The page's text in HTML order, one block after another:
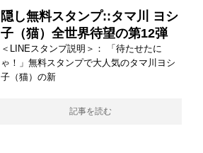
隠し無料スタンプ::タマ川 ヨシ
子（猫）全世界待望の第12弾
＜LINEスタンプ説明＞： 「待たせたに
ゃ！」無料スタンプで大人気のタマ川ヨシ
子（猫）の新
記事を読む